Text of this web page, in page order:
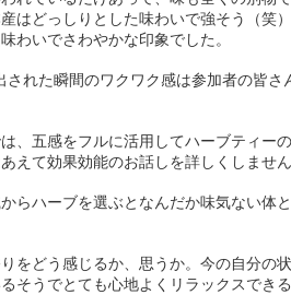
はどっしりとした味わいで強そう（笑）
わいでさわやかな印象でした。
された瞬間のワクワク感は参加者の皆
、五感をフルに活用してハーブティー
えて効果効能のお話しを詳しくしません
らハーブを選ぶとなんだか味気ない体
をどう感じるか、思うか。今の自分の
そうでとても心地よくリラックスできる